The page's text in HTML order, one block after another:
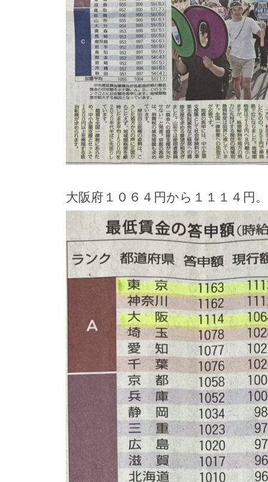
大阪府１０６４円から１１１４円。